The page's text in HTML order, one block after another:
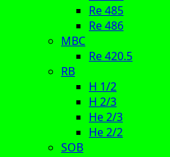
Re 485
Re 486
MBC
Re 420.5
RB
H 1/2
H 2/3
He 2/3
He 2/2
SOB